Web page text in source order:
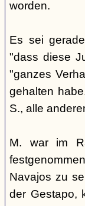
worden.
Es sei
"dass diese
"ganzes
gehalten
S., alle
M. war im
Navajos zu
der Gestapo,